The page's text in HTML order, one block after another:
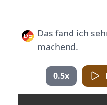
Das fand ich
machend.
0.5x